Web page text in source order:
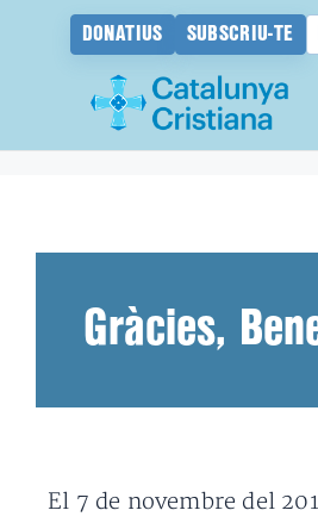
DONATIUS SUBSCRIU-TE
Gràcies,
El 7 de novembre del